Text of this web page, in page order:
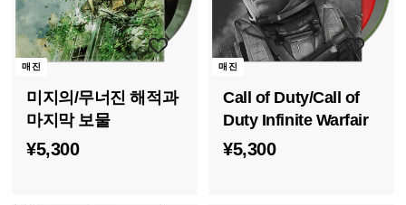
매진
미지의/무너진 해적과
마지막 보물
¥5,300¥
매진
Call of Duty/Call of
Duty Infinite Warfair
¥5,300¥